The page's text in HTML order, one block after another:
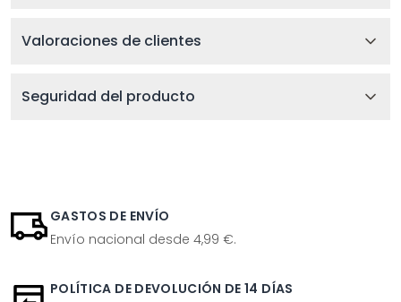
Valoraciones de clientes
Seguridad del producto
GASTOS DE ENVÍO
Envío nacional desde 4,99 €.
POLÍTICA DE DEVOLUCIÓN DE 14 DÍAS